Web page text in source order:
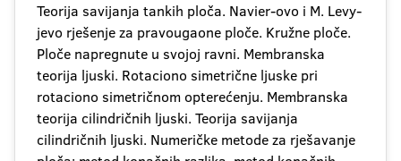
Teorija savijanja tankih ploča. Navier-ovo i M. Levy-
jevo rješenje za pravougaone ploče. Kružne ploče.
Ploče napregnute u svojoj ravni. Membranska
teorija ljuski. Rotaciono simetrične ljuske pri
rotaciono simetričnom opterećenju. Membranska
teorija cilindričnih ljuski. Teorija savijanja
cilindričnih ljuski. Numeričke metode za rješavanje